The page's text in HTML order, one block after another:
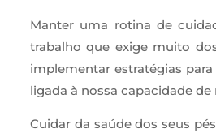
Manter uma rotina de
trabalho que exige muito
implementar estratégias
ligada à nossa capacidade
Cuidar da saúde dos seus